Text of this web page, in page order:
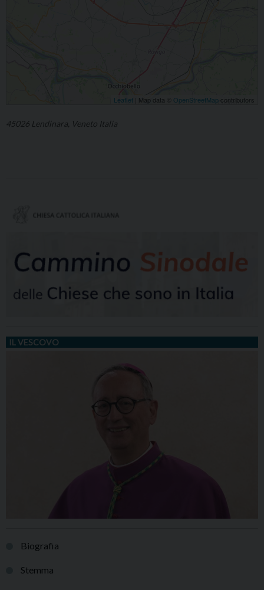
Leaflet | Map data © OpenStreetMap contributors
45026 Lendinara, Veneto Italia
IL VESCOVO
Biografia
Stemma